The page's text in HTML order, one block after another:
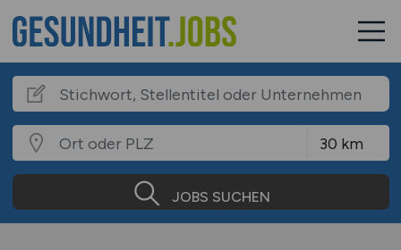
JOBS SUCHEN